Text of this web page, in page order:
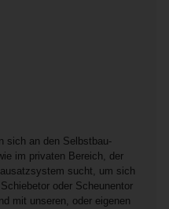
sich an den Selbstbau-
im privaten Bereich, der
sucht, um sich
oder Scheunentor
mit unseren, oder eigenen